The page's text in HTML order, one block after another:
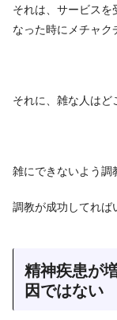
それは、サービス
なった時にメチャク
それに、雑な人はど
雑にできないよう調
調教が成功してれ
精神疾患が
因ではない